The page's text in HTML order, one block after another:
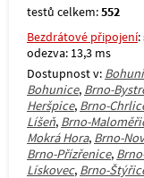
testů celkem:552
Bezdrátové připojení
odezva: 13,3 ms
Dostupnost v:
Bohunice, Brno-
Heršpice, Brno-
Líšeň, Brno-
Mokrá Hora, Brno-
Brno-Přízřenice,
Lískovec, Brno-